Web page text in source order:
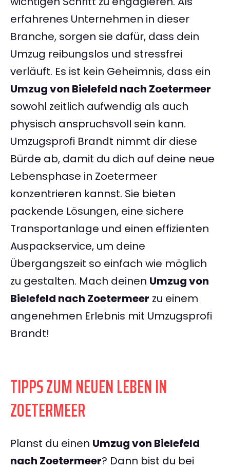
erfahrenes Unternehmen in dieser
Branche, sorgen sie dafür, dass dein
Umzug reibungslos und stressfrei
verläuft. Es ist kein Geheimnis, dass ein
Umzug von Bielefeld nach Zoetermeer
sowohl zeitlich aufwendig als auch
physisch anspruchsvoll sein kann.
Umzugsprofi Brandt nimmt dir diese
Bürde ab, damit du dich auf deine neue
Lebensphase in Zoetermeer
konzentrieren kannst. Sie bieten
packende Lösungen, eine sichere
Transportanlage und einen effizienten
Auspackservice, um deine
Übergangszeit so einfach wie möglich
zu gestalten. Mach deinen Umzug von
Bielefeld nach Zoetermeer zu einem
angenehmen Erlebnis mit Umzugsprofi
Brandt!
TIPPS ZUM NEUEN LEBEN IN
ZOETERMEER
Planst du einen Umzug von Bielefeld
nach Zoetermeer? Dann bist du bei